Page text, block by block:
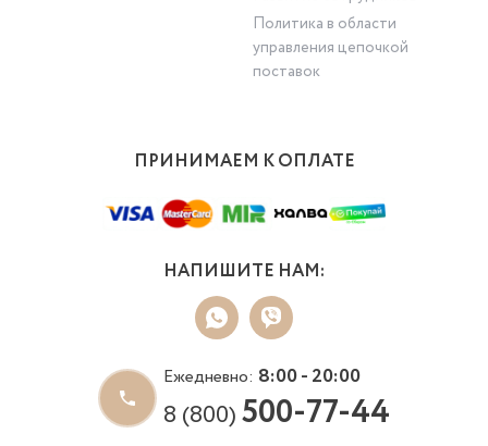
Политика в области
управления цепочкой
поставок
ПРИНИМАЕМ К ОПЛАТЕ
НАПИШИТЕ НАМ:
Ежедневно: 8:00 - 20:00
8 (800)500-77-44